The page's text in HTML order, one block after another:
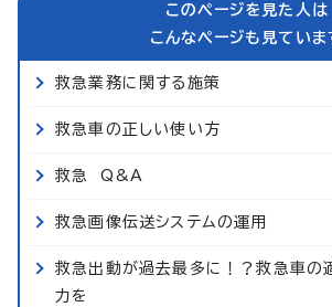
このページを見た人は
こんなページも見ていま
救急業務に関する施策
救急車の正しい使い方
救急 Q&A
救急画像伝送システムの運用
救急出動が過去最多に！？救急車の
力を